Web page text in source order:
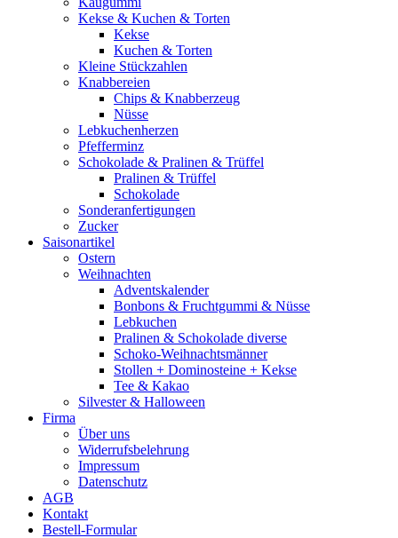
Kekse & Kuchen & Torten
Kekse
Kuchen & Torten
Kleine Stückzahlen
Knabbereien
Chips & Knabberzeug
Nüsse
Lebkuchenherzen
Pfefferminz
Schokolade & Pralinen & Trüffel
Pralinen & Trüffel
Schokolade
Sonderanfertigungen
Zucker
Saisonartikel
Ostern
Weihnachten
Adventskalender
Bonbons & Fruchtgummi & Nüsse
Lebkuchen
Pralinen & Schokolade diverse
Schoko-Weihnachtsmänner
Stollen + Dominosteine + Kekse
Tee & Kakao
Silvester & Halloween
Firma
Über uns
Widerrufsbelehrung
Impressum
Datenschutz
AGB
Kontakt
Bestell-Formular